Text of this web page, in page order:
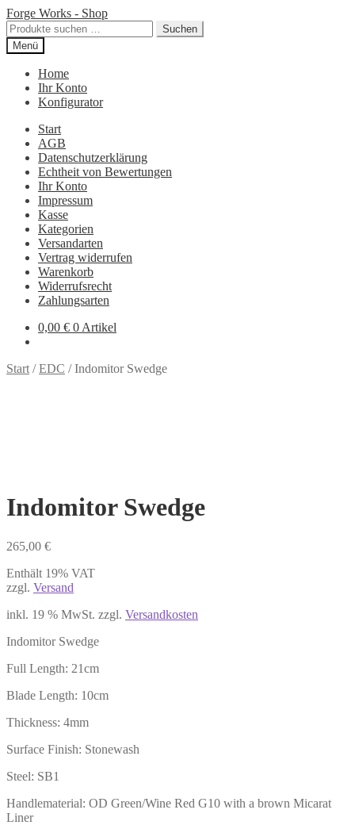
Zur
Navigation
springen
Zum
Inhalt
springen
Forge Works - Shop
Suchen
nach:
Suchen
Menü
Home
Ihr Konto
Konfigurator
Start
AGB
Datenschutzerklärung
Echtheit von Bewertungen
Ihr Konto
Impressum
Kasse
Kategorien
Versandarten
Vertrag widerrufen
Warenkorb
Widerrufsrecht
Zahlungsarten
0,00 € 0 Artikel
Start /EDC /Indomitor Swedge
Indomitor Swedge
265,00 €
Enthält 19% VAT
zzgl. Versand
inkl. 19 % MwSt. zzgl. Versandkosten
Indomitor Swedge
Full Length: 21cm
Blade Length: 10cm
Thickness: 4mm
Surface Finish: Stonewash
Steel: SB1
Handlematerial: OD Green/Wine Red G10 with a brown Micarat
Liner